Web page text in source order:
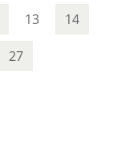
13 14
27